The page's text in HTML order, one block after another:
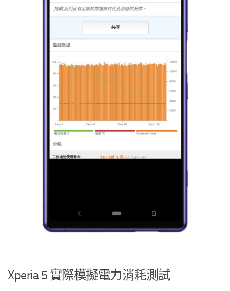
Xperia 5 實際模擬電力消耗測試